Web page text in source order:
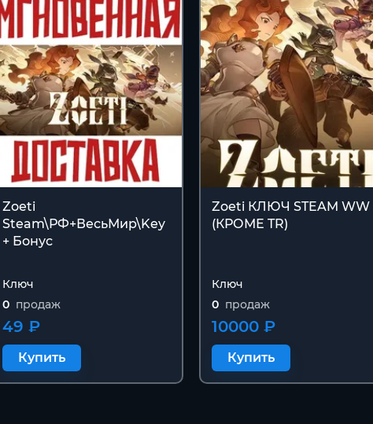
Zoeti
Steam\РФ+ВесьМир\Key
+ Бонус
Ключ
0 продаж
49 ₽
Купить
Zoeti КЛЮЧ STEAM WW
(КРОМЕ TR)
Ключ
0 продаж
10000 ₽
Купить